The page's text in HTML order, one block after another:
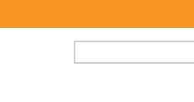
FORMULAIRE DE